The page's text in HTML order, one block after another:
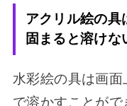
アクリル絵の具
固まると溶けな
水彩絵の具は画
で溶かすことがで